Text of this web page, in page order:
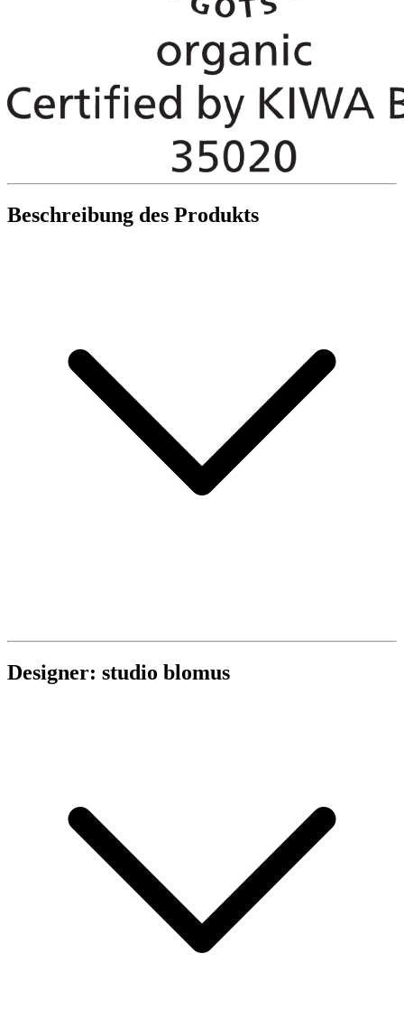
Beschreibung des Produkts
Designer: studio blomus